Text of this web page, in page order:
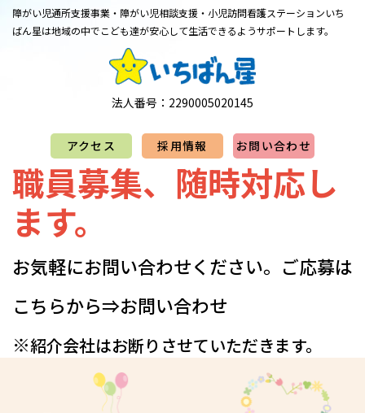
障がい児通所支援事業・障がい児相談支援・小児訪問看護ステーション​​​​​​​いち
ばん星は地域の中でこども達が安心して生活できるようサポートします。
法人番号：2290005020145
アクセス 採用情報 お問い合わせ
職員募集、随時対応し
ます。
お気軽にお問い合わせください。​​​​​​​​​ご応募は
こちらから⇒お問い合わせ
※紹介会社はお断りさせていただきます。